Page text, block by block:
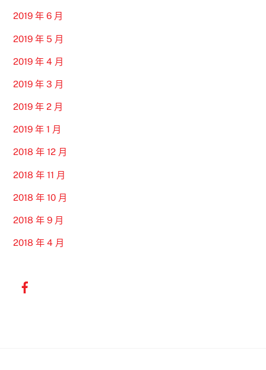
2019 年 6 月
2019 年 5 月
2019 年 4 月
2019 年 3 月
2019 年 2 月
2019 年 1 月
2018 年 12 月
2018 年 11 月
2018 年 10 月
2018 年 9 月
2018 年 4 月